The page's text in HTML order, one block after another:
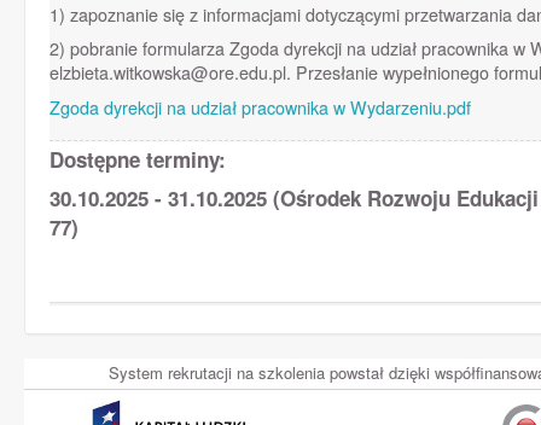
1) zapoznanie się z informacjami dotyczącymi przetwarzania
2) pobranie formularza Zgoda dyrekcji na udział pracownika w
elzbieta.witkowska@ore.edu.pl. Przesłanie wypełnionego
Zgoda dyrekcji na udział pracownika w Wydarzeniu.pdf
Dostępne terminy:
30.10.2025 - 31.10.2025 (Ośrodek Rozwoju
77)
System rekrutacji na szkolenia powstał dzięki